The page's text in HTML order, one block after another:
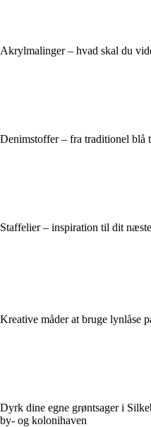
Akrylmalinger – hvad skal du
Denimstoffer – fra traditionel blå
Staffelier – inspiration til dit
Kreative måder at bruge lynlåse
Dyrk dine egne grøntsager i
by- og kolonihaven